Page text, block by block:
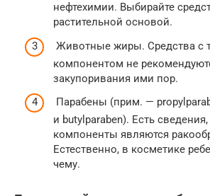
нефтехимии. Выбирайте
растительной основой.
Животные жиры. Средства с
компонентом не
закупоривания ими пор.
Парабены (прим. —
и butylparaben). Есть
компоненты являются
Естественно, в косметике
чему.